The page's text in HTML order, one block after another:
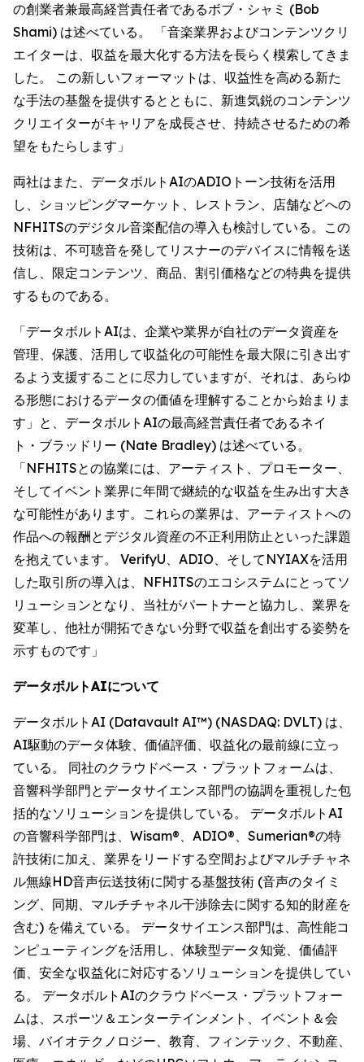
の創業者兼最高経営責任者であるボブ・シャミ (Bob
Shami) は述べている。 「音楽業界およびコンテンツクリ
エイターは、収益を最大化する方法を長らく模索してきま
した。 この新しいフォーマットは、収益性を高める新た
な手法の基盤を提供するとともに、新進気鋭のコンテンツ
クリエイターがキャリアを成長させ、持続させるための希
望をもたらします」
両社はまた、データボルトAIのADIOトーン技術を活用
し、ショッピングマーケット、レストラン、店舗などへの
NFHITSのデジタル音楽配信の導入も検討している。この
技術は、不可聴音を発してリスナーのデバイスに情報を送
信し、限定コンテンツ、商品、割引価格などの特典を提供
するものである。
「データボルトAIは、企業や業界が自社のデータ資産を
管理、保護、活用して収益化の可能性を最大限に引き出す
るよう支援することに尽力していますが、それは、あらゆ
る形態におけるデータの価値を理解することから始まりま
す」と、データボルトAIの最高経営責任者であるネイ
ト・ブラッドリー (Nate Bradley) は述べている。
「NFHITSとの協業には、アーティスト、プロモーター、
そしてイベント業界に年間で継続的な収益を生み出す大き
な可能性があります。これらの業界は、アーティストへの
作品への報酬とデジタル資産の不正利用防止といった課題
を抱えています。 VerifyU、ADIO、そしてNYIAXを活用
した取引所の導入は、NFHITSのエコシステムにとってソ
リューションとなり、当社がパートナーと協力し、業界を
変革し、他社が開拓できない分野で収益を創出する姿勢を
示すものです」
データボルトAIについて
データボルトAI (Datavault AI™) (NASDAQ: DVLT) は、
AI駆動のデータ体験、価値評価、収益化の最前線に立っ
ている。 同社のクラウドベース・プラットフォームは、
音響科学部門とデータサイエンス部門の協調を重視した包
括的なソリューションを提供している。 データボルトAI
の音響科学部門は、Wisam®、ADIO®、Sumerian®の特
許技術に加え、業界をリードする空間およびマルチチャネ
ル無線HD音声伝送技術に関する基盤技術 (音声のタイミ
ング、同期、マルチチャネル干渉除去に関する知的財産を
含む) を備えている。 データサイエンス部門は、高性能コ
ンピューティングを活用し、体験型データ知覚、価値評
価、安全な収益化に対応するソリューションを提供してい
る。 データボルトAIのクラウドベース・プラットフォー
ムは、スポーツ＆エンターテインメント、イベント＆会
場、バイオテクノロジー、教育、フィンテック、不動産、